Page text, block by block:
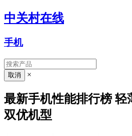
中关村在线
手机
×
最新手机性能排行榜 轻
双优机型